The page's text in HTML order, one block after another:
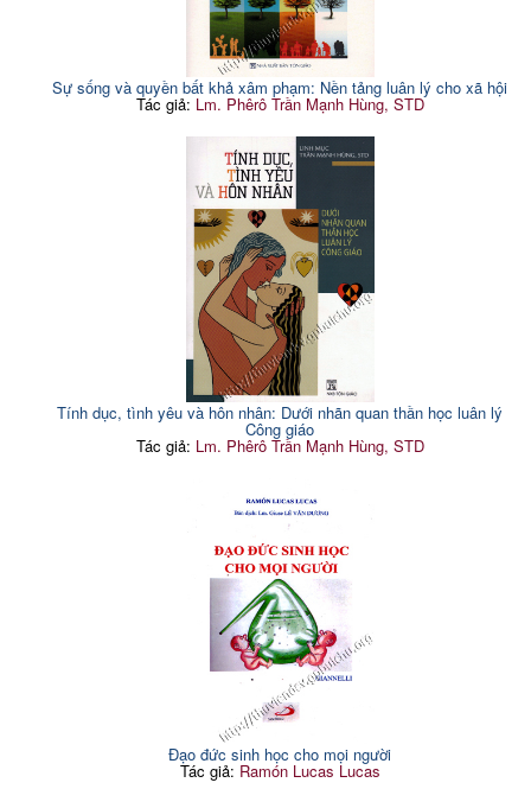
Sự sống và quyền bất khả xâm phạm: Nền tảng luân lý cho xã hội
Tác giả: Lm. Phêrô Trần Mạnh Hùng, STD
Tính dục, tình yêu và hôn nhân: Dưới nhãn quan thần học luân lý
Công giáo
Tác giả: Lm. Phêrô Trần Mạnh Hùng, STD
Đạo đức sinh học cho mọi người
Tác giả: Ramón Lucas Lucas